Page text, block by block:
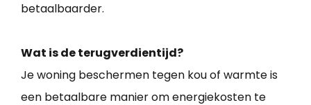
betaalbaarder.
Wat is de terugverdientijd?
Je woning beschermen tegen kou of warmte is
een betaalbare manier om energiekosten te